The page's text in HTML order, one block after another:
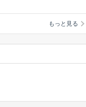
もっと見る